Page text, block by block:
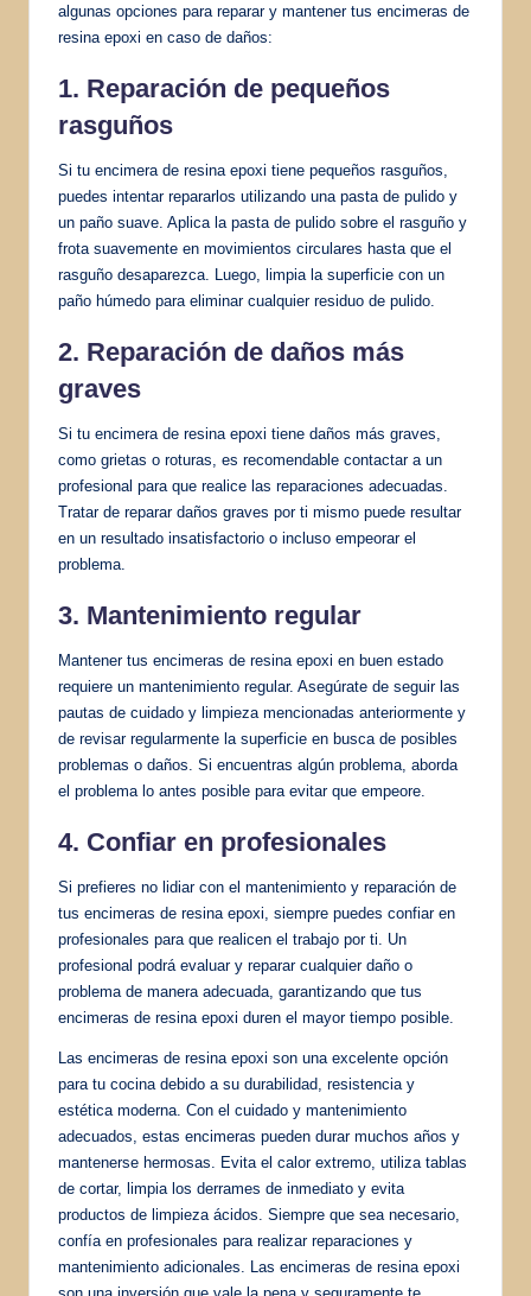
algunas opciones para reparar y mantener tus encimeras de
resina epoxi en caso de daños:
1. Reparación de pequeños
rasguños
Si tu encimera de resina epoxi tiene pequeños rasguños,
puedes intentar repararlos utilizando una pasta de pulido y
un paño suave. Aplica la pasta de pulido sobre el rasguño y
frota suavemente en movimientos circulares hasta que el
rasguño desaparezca. Luego, limpia la superficie con un
paño húmedo para eliminar cualquier residuo de pulido.
2. Reparación de daños más
graves
Si tu encimera de resina epoxi tiene daños más graves,
como grietas o roturas, es recomendable contactar a un
profesional para que realice las reparaciones adecuadas.
Tratar de reparar daños graves por ti mismo puede resultar
en un resultado insatisfactorio o incluso empeorar el
problema.
3. Mantenimiento regular
Mantener tus encimeras de resina epoxi en buen estado
requiere un mantenimiento regular. Asegúrate de seguir las
pautas de cuidado y limpieza mencionadas anteriormente y
de revisar regularmente la superficie en busca de posibles
problemas o daños. Si encuentras algún problema, aborda
el problema lo antes posible para evitar que empeore.
4. Confiar en profesionales
Si prefieres no lidiar con el mantenimiento y reparación de
tus encimeras de resina epoxi, siempre puedes confiar en
profesionales para que realicen el trabajo por ti. Un
profesional podrá evaluar y reparar cualquier daño o
problema de manera adecuada, garantizando que tus
encimeras de resina epoxi duren el mayor tiempo posible.
Las encimeras de resina epoxi son una excelente opción
para tu cocina debido a su durabilidad, resistencia y
estética moderna. Con el cuidado y mantenimiento
adecuados, estas encimeras pueden durar muchos años y
mantenerse hermosas. Evita el calor extremo, utiliza tablas
de cortar, limpia los derrames de inmediato y evita
productos de limpieza ácidos. Siempre que sea necesario,
confía en profesionales para realizar reparaciones y
mantenimiento adicionales. Las encimeras de resina epoxi